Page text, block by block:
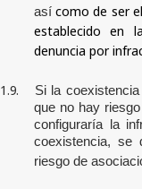
asícomo de ser
establecido en
denuncia por
1.9.
Si la
que no hay
configuraría la
coexistencia, se
riesgo de